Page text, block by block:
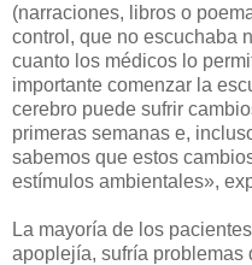
(narraciones, libros o
control, que no escuchaba
cuanto los médicos lo
importante comenzar la
cerebro puede sufrir
primeras semanas e,
sabemos que estos
estímulos ambientales»,
La mayoría de los
apoplejía, sufría problemas